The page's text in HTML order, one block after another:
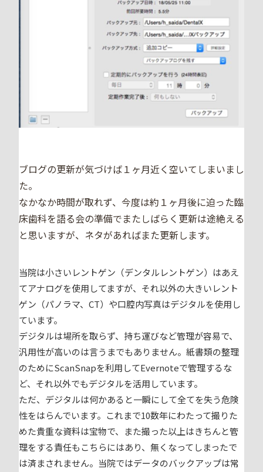
ブログの更新が気づけば１ヶ月近く空いてしまいまし
た。
なかなか時間が取れず、今度は約１ヶ月後に迫った臨
床歯科を語る会の準備でまたしばらく更新は途絶える
と思いますが、ネタがあればまた更新します。
当院は小さいレントゲン（デンタルレントゲン）はあえ
てアナログを使用してますが、それ以外の大きいレント
ゲン（パノラマ、CT）や口腔内写真はデジタルを使用し
ています。
デジタルは場所を取らず、持ち運びなど管理が容易で、
汎用性が高いのは言うまでもありません。紙書類の整理
のためにScanSnapを利用してEvernoteで管理するな
ど、それ以外でもデジタルを活用しています。
ただ、デジタルは何かあると一瞬にして全てを失う危険
性をはらんでいます。これまで10数年にわたって撮りた
めた貴重な資料は宝物で、また撮った以上はきちんと管
理をする責任もこちらにはあり、無くなってしまったで
は済まされません。当院ではデータのバックアップは常